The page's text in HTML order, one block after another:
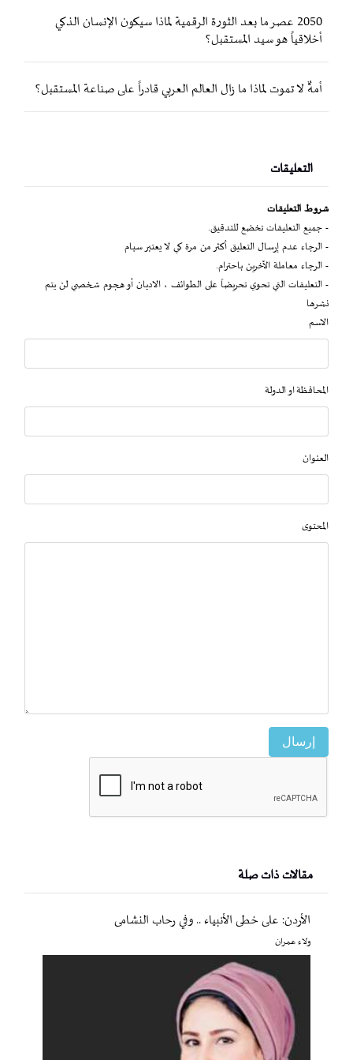
2050 عصر ما بعد الثورة الرقمية لماذا سيكون الإنسان الذكي
أخلاقياً هو سيد المستقبل؟
أمةٌ لا تموت لماذا ما زال العالم العربي قادراً على صناعة المستقبل؟
التعليقات
شروط التعليقات
- جميع التعليقات تخضع للتدقيق.
- الرجاء عدم إرسال التعليق أكثر من مرة كي لا يعتبر سبام
- الرجاء معاملة الآخرين باحترام.
- التعليقات التي تحوي تحريضاً على الطوائف ، الاديان أو هجوم شخصي لن يتم
نشرها
الاسم
المحافظة او الدولة
العنوان
المحتوى
إرسال
مقالات ذات صلة
الأردن: على خطى الأنبياء .. وفي رحاب النشامى
ولاء عمران